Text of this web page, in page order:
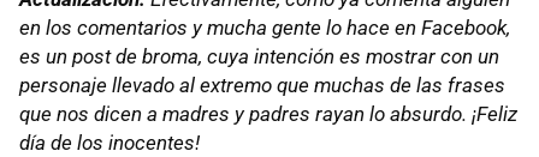
en los comentarios y mucha gente lo hace en Facebook,
es un post de broma, cuya intención es mostrar con un
personaje llevado al extremo que muchas de las frases
que nos dicen a madres y padres rayan lo absurdo. ¡Feliz
día de los inocentes!